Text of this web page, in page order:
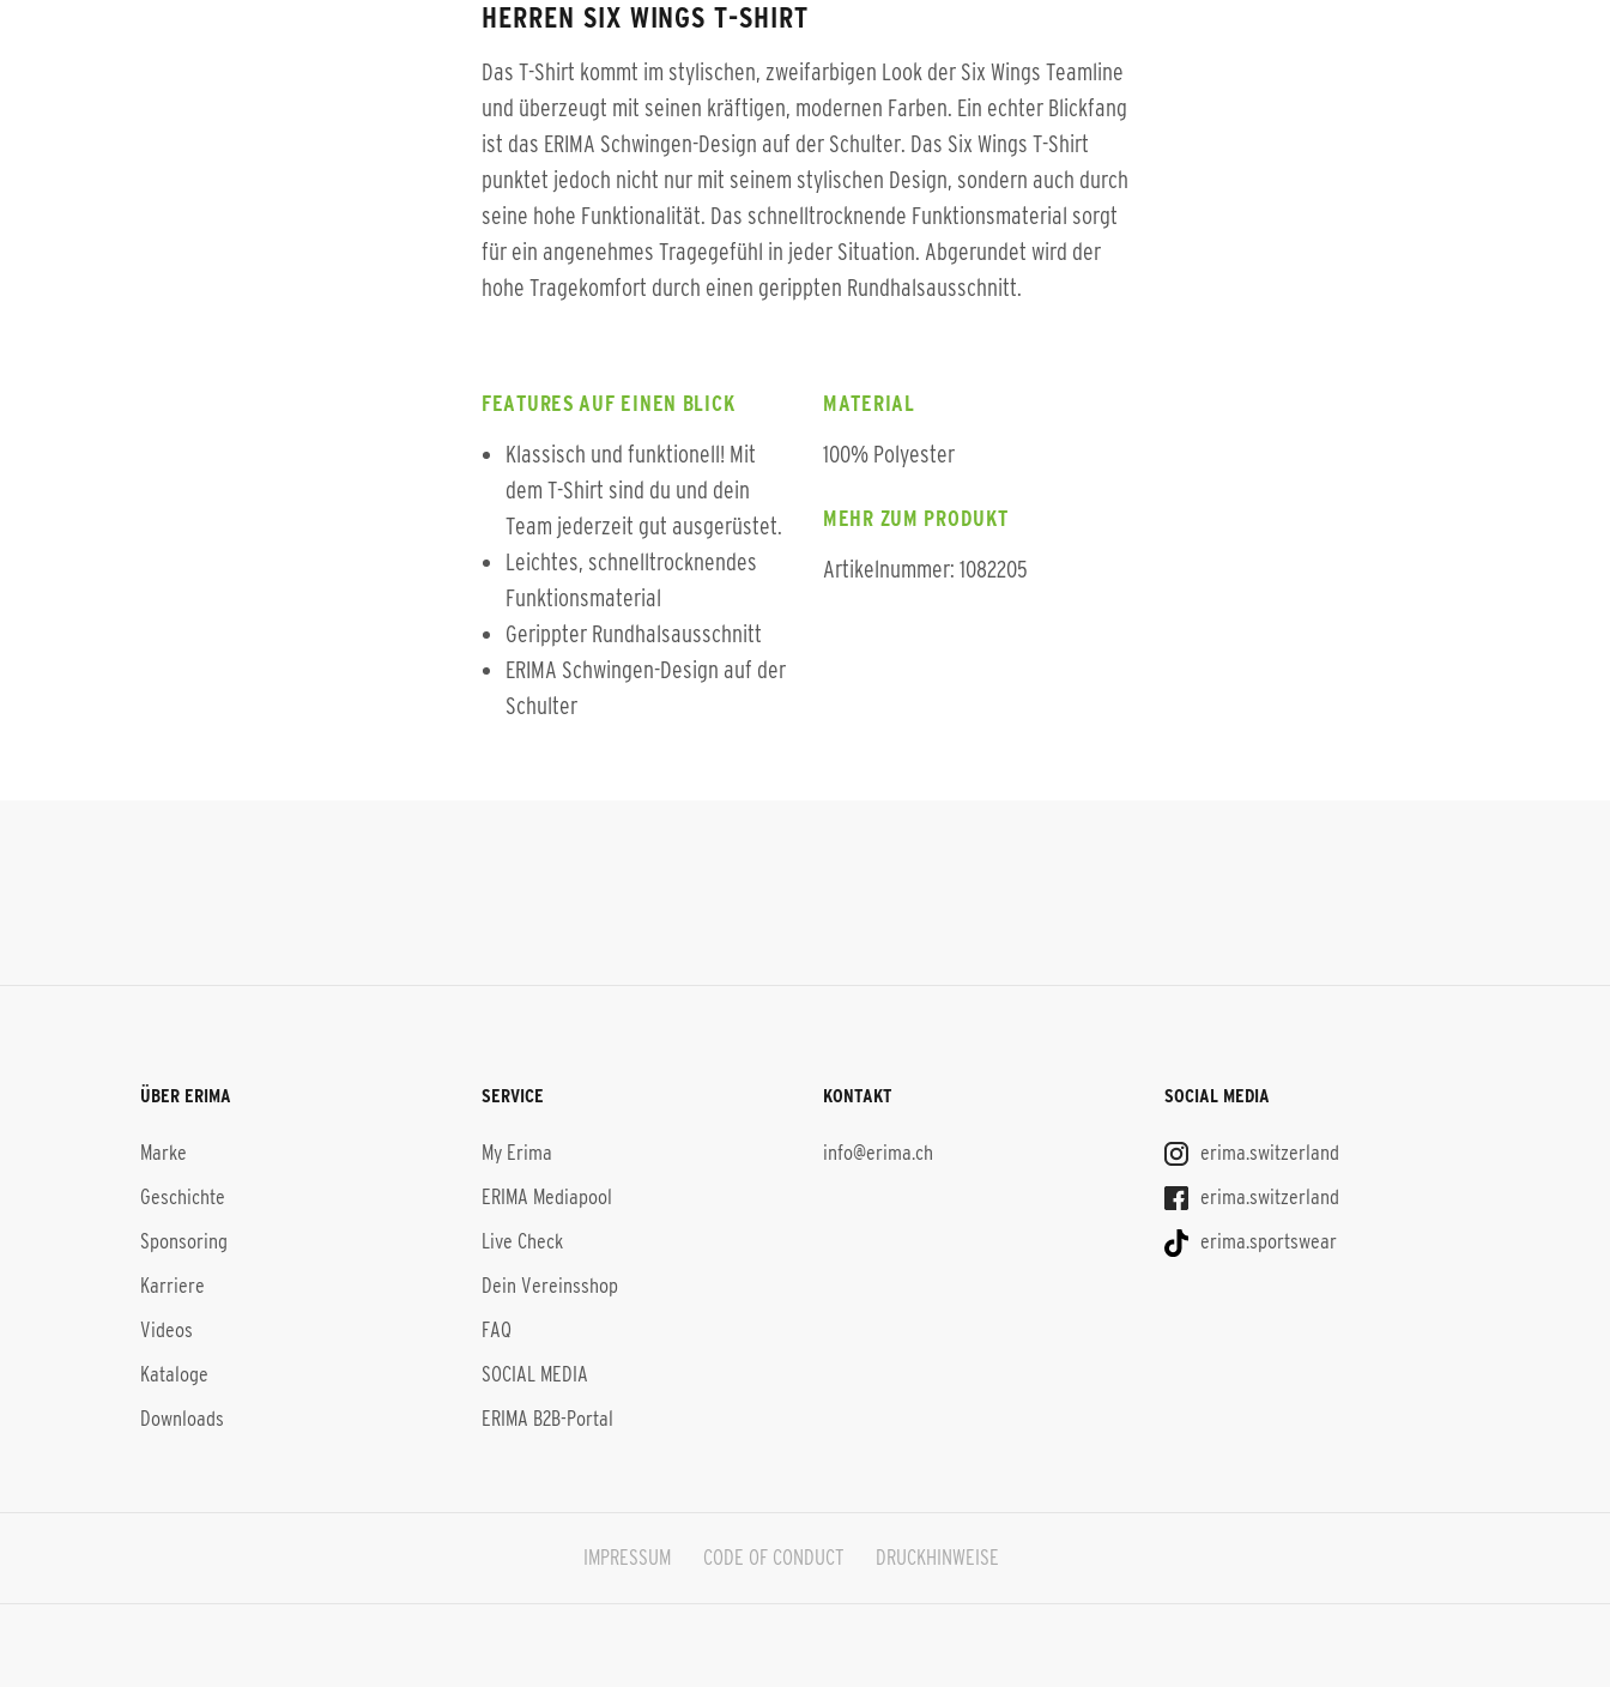
HERREN SIX WINGS T-SHIRT
Das T-Shirt kommt im stylischen, zweifarbigen Look der Six Wings Teamline
und überzeugt mit seinen kräftigen, modernen Farben. Ein echter Blickfang
ist das ERIMA Schwingen-Design auf der Schulter. Das Six Wings T-Shirt
punktet jedoch nicht nur mit seinem stylischen Design, sondern auch durch
seine hohe Funktionalität. Das schnelltrocknende Funktionsmaterial sorgt
für ein angenehmes Tragegefühl in jeder Situation. Abgerundet wird der
hohe Tragekomfort durch einen gerippten Rundhalsausschnitt.
FEATURES AUF EINEN BLICK
Klassisch und funktionell! Mit
dem T-Shirt sind du und dein
Team jederzeit gut ausgerüstet.
Leichtes, schnelltrocknendes
Funktionsmaterial
Gerippter Rundhalsausschnitt
ERIMA Schwingen-Design auf der
Schulter
MATERIAL
100% Polyester
MEHR ZUM PRODUKT
Artikelnummer: 1082205
ÜBER ERIMA
Marke
Geschichte
Sponsoring
Karriere
Videos
Kataloge
Downloads
SERVICE
My Erima
ERIMA Mediapool
Live Check
Dein Vereinsshop
FAQ
SOCIAL MEDIA
ERIMA B2B-Portal
KONTAKT
info@erima.ch
SOCIAL MEDIA
erima.switzerland
erima.switzerland
erima.sportswear
IMPRESSUM CODE OF CONDUCT DRUCKHINWEISE